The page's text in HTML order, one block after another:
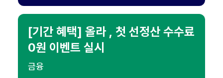
[기간 혜택] 올라 , 첫 선정산 수수료
0원 이벤트 실시
금융